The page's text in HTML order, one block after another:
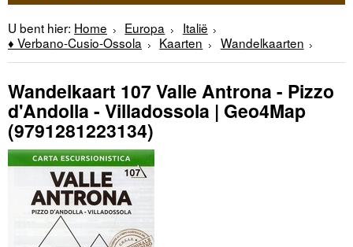
U bent hier: Home Europa
Italië
♦ Verbano-Cusio-Ossola
Kaarten Wandelkaarten
Wandelkaart 107 Valle Antrona - Pizzo
d'Andolla - Villadossola | Geo4Map
(9791281223134)